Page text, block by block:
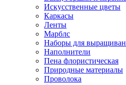
Искусственные цветы
Каркасы
Ленты
Марблс
Наборы для
Наполнители
Пена флористическая
Природные материалы
Проволока